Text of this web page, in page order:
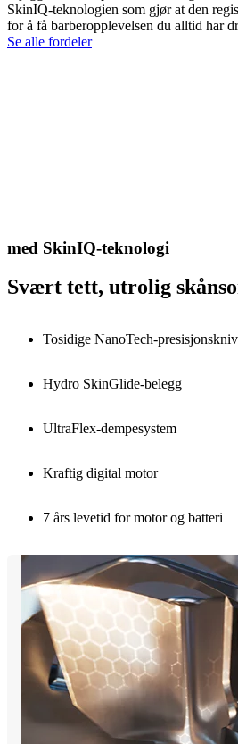
SkinIQ-teknologien som gjør at den
for å få barberopplevelsen du alltid har
Se alle fordeler
med SkinIQ-teknologi
Svært tett, utrolig
Tosidige NanoTech-
Hydro SkinGlide-belegg
UltraFlex-dempesystem
Kraftig digital motor
7 års levetid for motor og batteri